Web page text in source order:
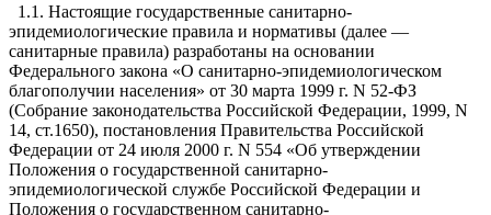
1.1. Настоящие государственные санитарно-
эпидемиологические правила и нормативы (далее —
санитарные правила) разработаны на основании
Федерального закона «О санитарно-эпидемиологическом
благополучии населения» от 30 марта 1999 г. N 52-ФЗ
(Собрание законодательства Российской Федерации, 1999, N
14, ст.1650), постановления Правительства Российской
Федерации от 24 июля 2000 г. N 554 «Об утверждении
Положения о государственной санитарно-
эпидемиологической службе Российской Федерации и
Положения о государственном санитарно-